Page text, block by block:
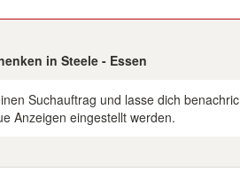
in Steele - Essen
Suchauftrag und lasse dich
Anzeigen eingestellt werden.